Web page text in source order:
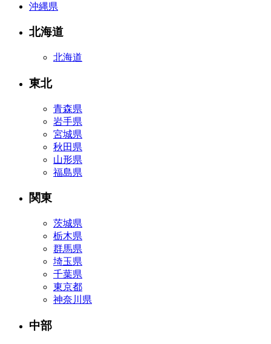
沖縄県
北海道
北海道
東北
青森県
岩手県
宮城県
秋田県
山形県
福島県
関東
茨城県
栃木県
群馬県
埼玉県
千葉県
東京都
神奈川県
中部